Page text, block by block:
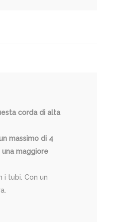
corda di alta
massimo di 4
maggiore
i tubi. Con un